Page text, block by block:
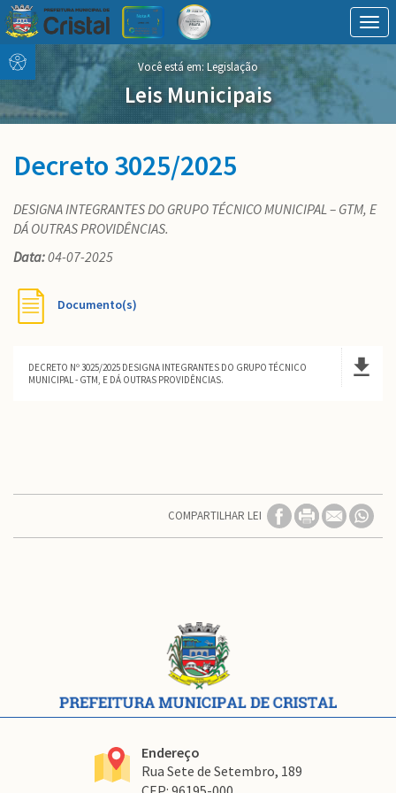
Conteúdo
Menu
conteúdo
do
menu
Você está em:Legislação
Leis Municipais
Decreto 3025/2025
DESIGNA INTEGRANTES DO GRUPO TÉCNICO MUNICIPAL – GTM, E
DÁ OUTRAS PROVIDÊNCIAS.
Data:04-07-2025
Documento(s)
DECRETO Nº 3025/2025 DESIGNA INTEGRANTES DO GRUPO TÉCNICO
MUNICIPAL - GTM, E DÁ OUTRAS PROVIDÊNCIAS.
COMPARTILHAR LEI
Conteúdo
Rodapé
Endereço
Rua Sete de Setembro, 189